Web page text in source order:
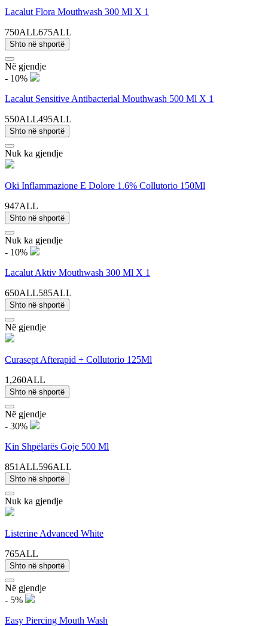
Lacalut Flora Mouthwash 300 Ml X 1
750ALL675ALL
Shto në shportë
Në gjendje
- 10%
Lacalut Sensitive Antibacterial Mouthwash 500 Ml X 1
550ALL495ALL
Shto në shportë
Nuk ka gjendje
Oki Inflammazione E Dolore 1.6% Collutorio 150Ml
947ALL
Shto në shportë
Nuk ka gjendje
- 10%
Lacalut Aktiv Mouthwash 300 Ml X 1
650ALL585ALL
Shto në shportë
Në gjendje
Curasept Afterapid + Collutorio 125Ml
1,260ALL
Shto në shportë
Në gjendje
- 30%
Kin Shpëlarës Goje 500 Ml
851ALL596ALL
Shto në shportë
Nuk ka gjendje
Listerine Advanced White
765ALL
Shto në shportë
Në gjendje
- 5%
Easy Piercing Mouth Wash